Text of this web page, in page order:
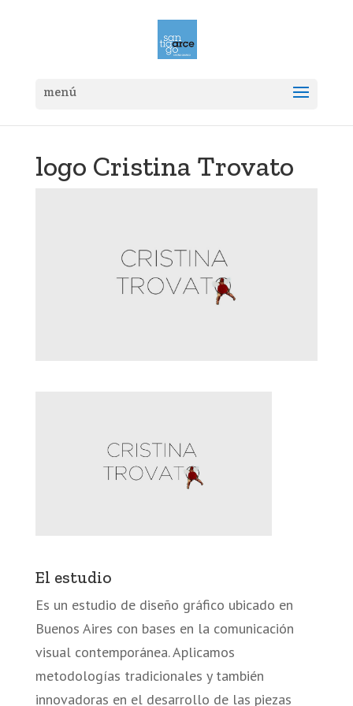
logo Cristina Trovato
El estudio
Es un estudio de diseño gráfico ubicado en
Buenos Aires con bases en la comunicación
visual contemporánea. Aplicamos
metodologías tradicionales y también
innovadoras en el desarrollo de las piezas